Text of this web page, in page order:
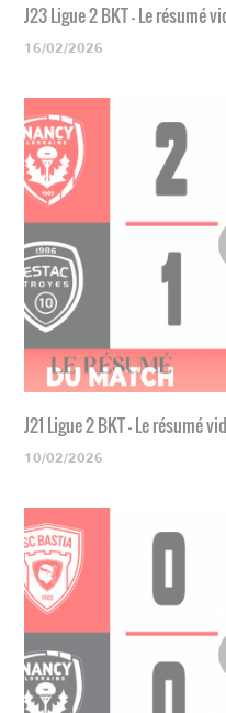
J23 Ligue 2 BKT - Le résumé
16/02/2026
J21 Ligue 2 BKT - Le résumé
10/02/2026